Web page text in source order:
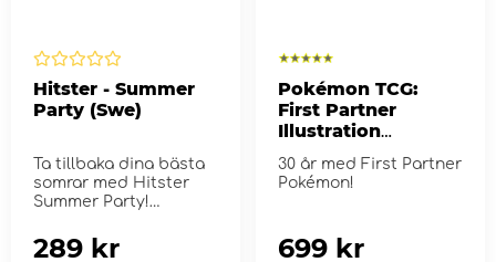
Hitster - Summer
Party (Swe)
Ta tillbaka dina bästa
somrar med Hitster
Summer Party!
289 kr
Pokémon TCG:
First Partner
Illustration
2
30 år med First Partner
Pokémon!
699 kr